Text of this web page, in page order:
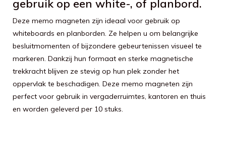
gebruik op een white-, of planbord.
Deze memo magneten zijn ideaal voor gebruik op
whiteboards en planborden. Ze helpen u om belangrijke
besluitmomenten of bijzondere gebeurtenissen visueel te
markeren. Dankzij hun formaat en sterke magnetische
trekkracht blijven ze stevig op hun plek zonder het
oppervlak te beschadigen. Deze memo magneten zijn
perfect voor gebruik in vergaderruimtes, kantoren en thuis
en worden geleverd per 10 stuks.